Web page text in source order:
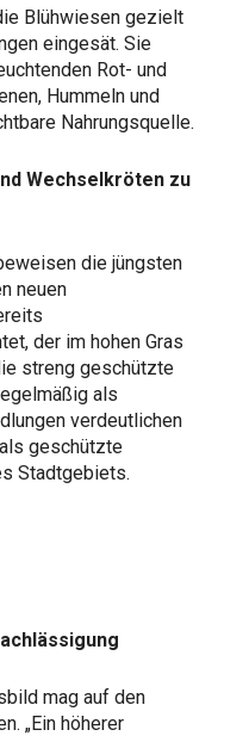
Blühwiesen gezielt
eingesät. Sie
Rot- und
Hummeln und
Nahrungsquelle.
Wechselkröten zu
die jüngsten
neuen
der im hohen Gras
streng geschützte
als
verdeutlichen
geschützte
Stadtgebiets.
mag auf den
„Ein höherer